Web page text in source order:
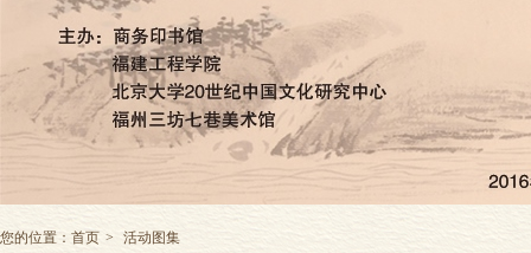
您的位置： 首页 > 活动图集